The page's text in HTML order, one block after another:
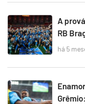
A
RB
há 5